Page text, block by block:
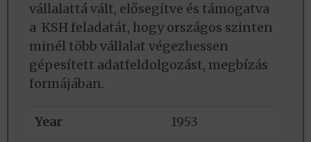
vállalattá vált, elősegítve és támogatva
a KSH feladatát, hogy országos szinten
minél több vállalat végezhessen
gépesített adatfeldolgozást, megbízás
formájában.
Year
1953